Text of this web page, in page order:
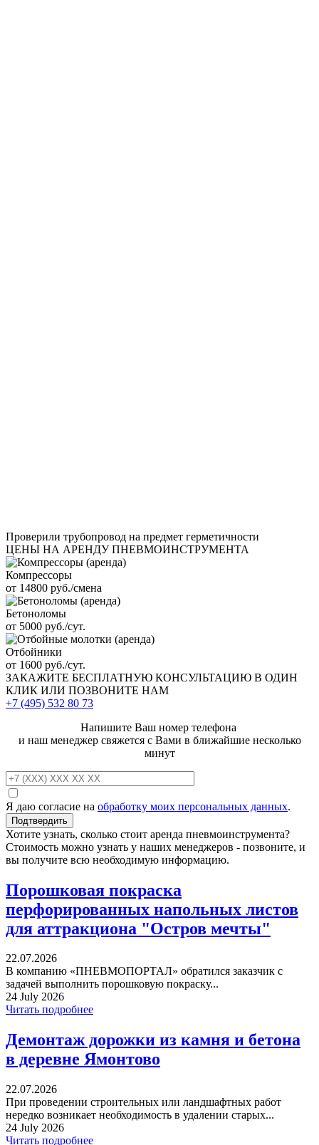
Проверили трубопровод на предмет герметичности
ЦЕНЫ НА АРЕНДУ ПНЕВМОИНСТРУМЕНТА
Компрессоры
от 14800 руб./смена
Бетоноломы
от 5000 руб./сут.
Отбойники
от 1600 руб./сут.
ЗАКАЖИТЕ БЕСПЛАТНУЮ КОНСУЛЬТАЦИЮ В ОДИН
КЛИК ИЛИ ПОЗВОНИТЕ НАМ
+7 (495) 532 80 73
Напишите Ваш номер телефона
и наш менеджер свяжется с Вами в ближайшие несколько
минут
Я даю согласие на обработку моих персональных данных.
Хотите узнать, сколько стоит аренда пневмоинструмента?
Стоимость можно узнать у наших менеджеров - позвоните, и
вы получите всю необходимую информацию.
Порошковая покраска
перфорированных напольных листов
для аттракциона "Остров мечты"
22.07.2026
В компанию «ПНЕВМОПОРТАЛ» обратился заказчик с
задачей выполнить порошковую покраску...
24 July 2026
Читать подробнее
Демонтаж дорожки из камня и бетона
в деревне Ямонтово
22.07.2026
При проведении строительных или ландшафтных работ
нередко возникает необходимость в удалении старых...
24 July 2026
Читать подробнее